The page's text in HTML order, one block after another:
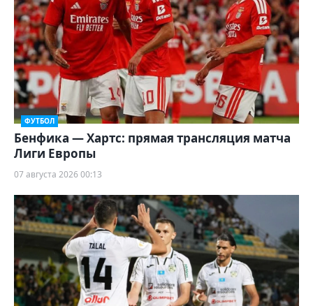
ФУТБОЛ
Бенфика — Хартс: прямая трансляция матча
Лиги Европы
07 августа 2026 00:13